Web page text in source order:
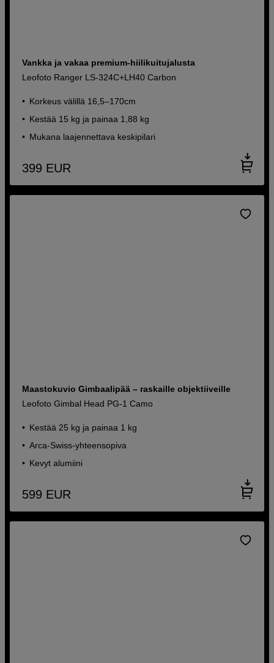
Vankka ja vakaa premium-hiilikuitujalusta
Leofoto Ranger LS-324C+LH40 Carbon
Korkeus välillä 16,5–170cm
Kestää 15 kg ja painaa 1,88 kg
Mukana laajennettava keskipilari
399 EUR
Maastokuvio Gimbaalipää – raskaille objektiiveille
Leofoto Gimbal Head PG-1 Camo
Kestää 25 kg ja painaa 1 kg
Arca-Swiss-yhteensopiva
Kevyt alumiini
599 EUR